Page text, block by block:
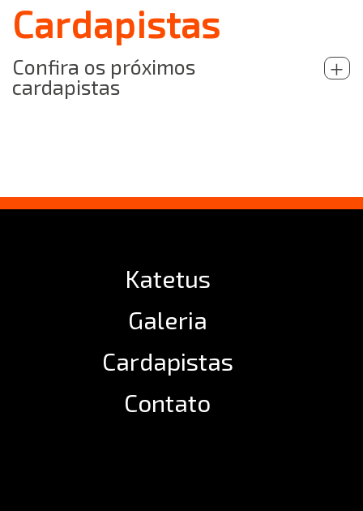
Cardapistas
Confira os próximos
cardapistas
+
Katetus
Galeria
Cardapistas
Contato